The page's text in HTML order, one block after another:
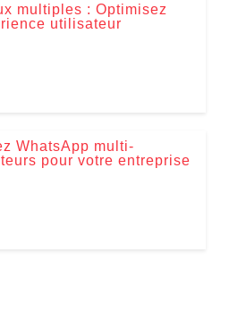
multiples : Optimisez
utilisateur
WhatsApp multi-
pour votre entreprise